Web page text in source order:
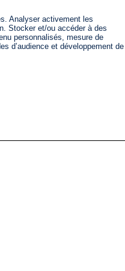
Analyser activement les
Stocker et/ou accéder à des
personnalisés, mesure de
d’audience et développement de